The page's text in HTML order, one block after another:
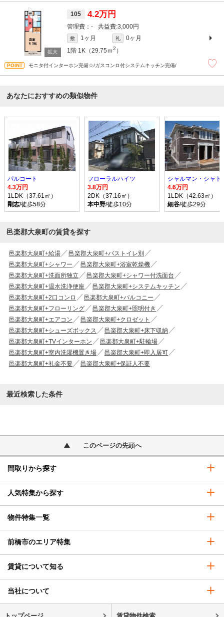
105 4.2万円
- 3,000円
敷 1ヶ月 礼
0ヶ月
1階 1K（29.75ｍ2 ）
モニタ付インターホン完備☆/ガスコンロ付システムキッチン完備/
あなたにおすすめの類似物件
パルコート
4.3万円
1LDK（37.61㎡）
剛志/徒歩58分
フローラルハイツ
3.8万円
2DK（37.16㎡）
本中野/徒歩10分
シャルマン・シャト
4.6万円
1LDK（42.63㎡）
細谷/徒歩29分
邑楽郡大泉町の賃貸を探す
邑楽郡大泉町+給湯
邑楽郡大泉町+バストイレ別
邑楽郡大泉町+シャワー
邑楽郡大泉町+浴室乾燥機
邑楽郡大泉町+洗面所独立
邑楽郡大泉町+シャワー付洗面台
邑楽郡大泉町+温水洗浄便座
邑楽郡大泉町+システムキッチン
邑楽郡大泉町+2口コンロ
邑楽郡大泉町+バルコニー
邑楽郡大泉町+フローリング
邑楽郡大泉町+照明付き
邑楽郡大泉町+エアコン
邑楽郡大泉町+クロゼット
邑楽郡大泉町+シューズボックス
邑楽郡大泉町+床下収納
邑楽郡大泉町+TVインターホン
邑楽郡大泉町+駐輪場
邑楽郡大泉町+室内洗濯機置き場
邑楽郡大泉町+即入居可
邑楽郡大泉町+礼金不要
邑楽郡大泉町+保証人不要
最近検索した条件
このページの先頭へ
間取りから探す
人気特集から探す
物件特集一覧
前橋市のエリア特集
賃貸について知る
当社について